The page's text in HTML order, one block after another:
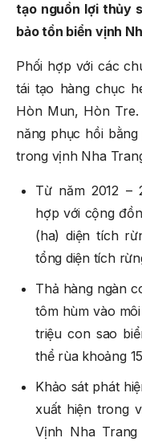
tạo nguồn lợi thủy
bảo tồn biển vịnh
Phối hợp với các
tái tạo hàng chục
Hòn Mun, Hòn
năng phục hồi
trong vịnh Nha
Từ năm 2012 –
hợp với cộng
(ha) diện tích
tổng diện tích
Thả hàng ngàn
tôm hùm vào
triệu con sao
thể rùa khoảng
Khảo sát phát
xuất hiện trong
Vịnh Nha